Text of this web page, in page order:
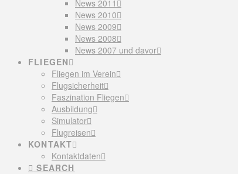
News 2011
News 2010
News 2009
News 2008
News 2007 und davor
FLIEGEN
Fliegen im Verein
Flugsicherheit
Faszination Fliegen
Ausbildung
Simulator
Flugreisen
KONTAKT
Kontaktdaten
SEARCH